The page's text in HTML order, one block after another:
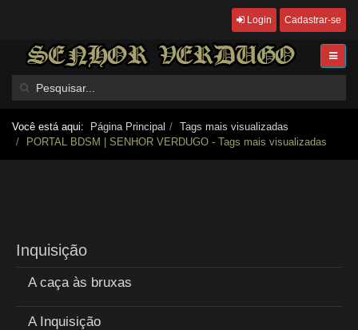
Login Cadastrar-se
Você está aqui: Página Principal
Tags mais visualizadas
PORTAL BDSM | SENHOR VERDUGO - Tags mais visualizadas
Inquisição
A caça às bruxas
A Inquisição